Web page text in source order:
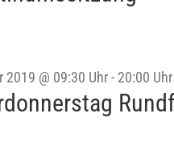
2019 @ 09:30 Uhr - 20:00 Uhr